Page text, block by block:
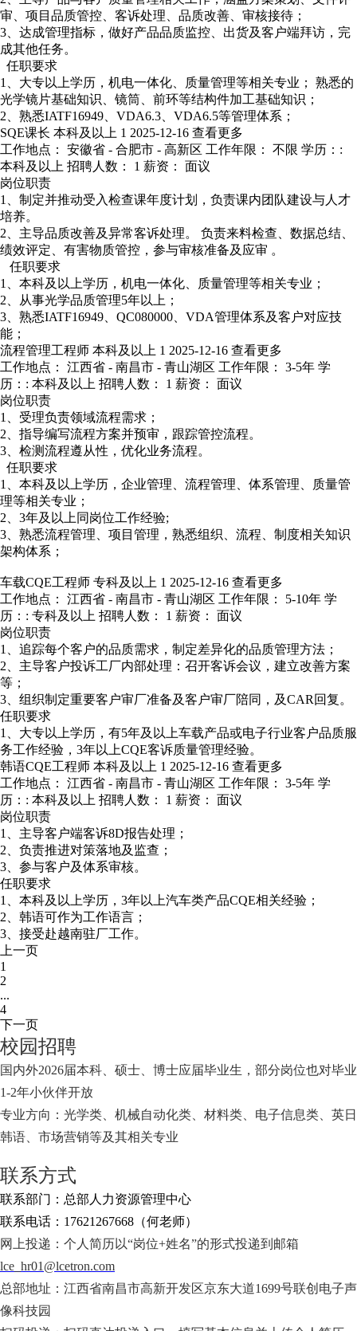
审、项目品质管控、客诉处理、品质改善、审核接待；
3、达成管理指标，做好产品品质监控、出货及客户端拜访，完
成其他任务。
任职要求
1、大专以上学历，机电一体化、质量管理等相关专业； 熟悉的
光学镜片基础知识、镜筒、前环等结构件加工基础知识；
2、熟悉IATF16949、VDA6.3、VDA6.5等管理体系；
SQE课长 本科及以上 1 2025-12-16 查看更多
工作地点： 安徽省 - 合肥市 - 高新区 工作年限： 不限 学历：:
本科及以上 招聘人数： 1 薪资： 面议
岗位职责
1、制定并推动受入检查课年度计划，负责课内团队建设与人才
培养。
2、主导品质改善及异常客诉处理。 负责来料检查、数据总结、
绩效评定、有害物质管控，参与审核准备及应审 。
任职要求
1、本科及以上学历，机电一体化、质量管理等相关专业；
2、从事光学品质管理5年以上；
3、熟悉IATF16949、QC080000、VDA管理体系及客户对应技
能；
流程管理工程师 本科及以上 1 2025-12-16 查看更多
工作地点： 江西省 - 南昌市 - 青山湖区 工作年限： 3-5年 学
历：: 本科及以上 招聘人数： 1 薪资： 面议
岗位职责
1、受理负责领域流程需求；
2、指导编写流程方案并预审，跟踪管控流程。
3、检测流程遵从性，优化业务流程。
任职要求
1、本科及以上学历，企业管理、流程管理、体系管理、质量管
理等相关专业；
2、3年及以上同岗位工作经验;
3、熟悉流程管理、项目管理，熟悉组织、流程、制度相关知识
架构体系；
车载CQE工程师 专科及以上 1 2025-12-16 查看更多
工作地点： 江西省 - 南昌市 - 青山湖区 工作年限： 5-10年 学
历：: 专科及以上 招聘人数： 1 薪资： 面议
岗位职责
1、追踪每个客户的品质需求，制定差异化的品质管理方法；
2、主导客户投诉工厂内部处理：召开客诉会议，建立改善方案
等；
3、组织制定重要客户审厂准备及客户审厂陪同，及CAR回复。
任职要求
1、大专以上学历，有5年及以上车载产品或电子行业客户品质服
务工作经验，3年以上CQE客诉质量管理经验。
韩语CQE工程师 本科及以上 1 2025-12-16 查看更多
工作地点： 江西省 - 南昌市 - 青山湖区 工作年限： 3-5年 学
历：: 本科及以上 招聘人数： 1 薪资： 面议
岗位职责
1、主导客户端客诉8D报告处理；
2、负责推进对策落地及监查；
3、参与客户及体系审核。
任职要求
1、本科及以上学历，3年以上汽车类产品CQE相关经验；
2、韩语可作为工作语言；
3、接受赴越南驻厂工作。
上一页
1
2
...
4
下一页
校园招聘
国内外2026届本科、硕士、博士应届毕业生，部分岗位也对毕业
1-2年小伙伴开放
专业方向：光学类、机械自动化类、材料类、电子信息类、英日
韩语、市场营销等及其相关专业
联系方式
联系部门：总部人力资源管理中心
联系电话：17621267668（何老师）
网上投递：个人简历以“岗位+姓名”的形式投递到邮箱
lce_hr01@lcetron.com
总部地址：江西省南昌市高新开发区京东大道1699号联创电子声
像科技园